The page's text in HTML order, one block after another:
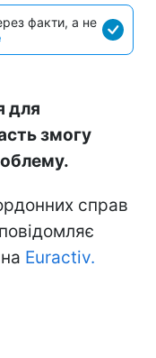
факти, а не
для
змогу
справ
Euractiv.